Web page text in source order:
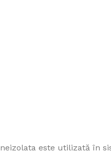
este utilizată în